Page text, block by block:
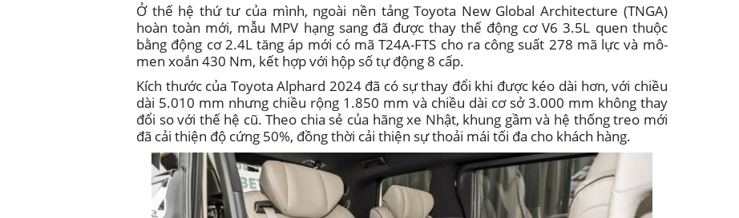
Ở thế hệ thứ tư của mình, ngoài nền tảng Toyota New Global Architecture (TNGA)
hoàn toàn mới, mẫu MPV hạng sang đã được thay thế động cơ V6 3.5L quen thuộc
bằng động cơ 2.4L tăng áp mới có mã T24A-FTS cho ra công suất 278 mã lực và mô-
men xoắn 430 Nm, kết hợp với hộp số tự động 8 cấp.
Kích thước của Toyota Alphard 2024 đã có sự thay đổi khi được kéo dài hơn, với chiều
dài 5.010 mm nhưng chiều rộng 1.850 mm và chiều dài cơ sở 3.000 mm không thay
đổi so với thế hệ cũ. Theo chia sẻ của hãng xe Nhật, khung gầm và hệ thống treo mới
đã cải thiện độ cứng 50%, đồng thời cải thiện sự thoải mái tối đa cho khách hàng.